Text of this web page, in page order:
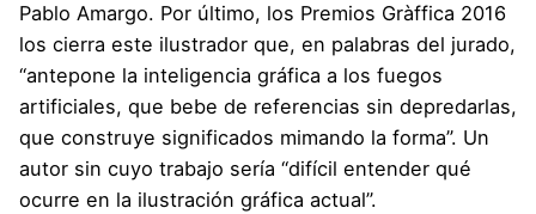
Pablo Amargo. Por último, los Premios Gràffica 2016
los cierra este ilustrador que, en palabras del jurado,
“antepone la inteligencia gráfica a los fuegos
artificiales, que bebe de referencias sin depredarlas,
que construye significados mimando la forma”. Un
autor sin cuyo trabajo sería “difícil entender qué
ocurre en la ilustración gráfica actual”.